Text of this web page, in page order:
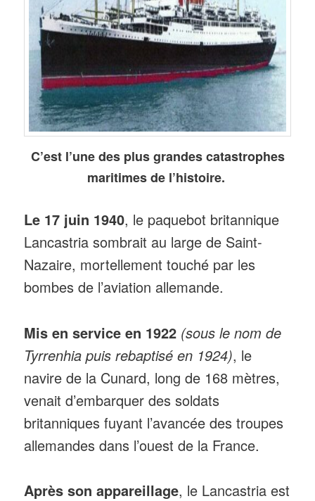
C’est l’une des plus grandes catastrophes
maritimes de l’histoire.
Le 17 juin 1940, le paquebot britannique
Lancastria sombrait au large de Saint-
Nazaire, mortellement touché par les
bombes de l’aviation allemande.
Mis en service en 1922 (sous le nom de
Tyrrenhia puis rebaptisé en 1924), le
navire de la Cunard, long de 168 mètres,
venait d’embarquer des soldats
britanniques fuyant l’avancée des troupes
allemandes dans l’ouest de la France.
Après son appareillage, le Lancastria est